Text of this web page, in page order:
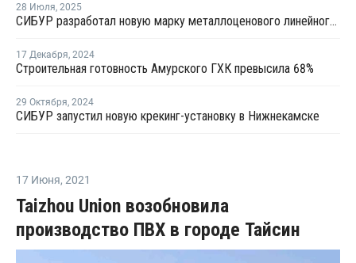
28 Июля, 2025
СИБУР разработал новую марку металлоценового линейного полиэтилена
17 Декабря, 2024
Строительная готовность Амурского ГХК превысила 68%
29 Октября, 2024
СИБУР запустил новую крекинг-установку в Нижнекамске
17 Июня, 2021
Taizhou Union возобновила
производство ПВХ в городе Тайсин